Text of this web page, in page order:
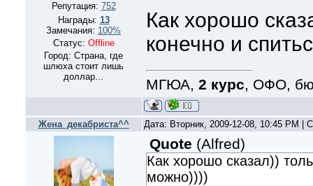
Репутация: 752
Награды: 13
Замечания: 100%
Статус: Offline
Город: Страна, где
шлюха стоит лишь
доллар...
Как хорошо
конечно и
МГЮА, 2 курс, ОФО,
Жена_декабриста^^ Дата: Вторник, 2009-12-08, 10:45 PM |
Quote (Alfred)
Как хорошо сказал))
можно))))